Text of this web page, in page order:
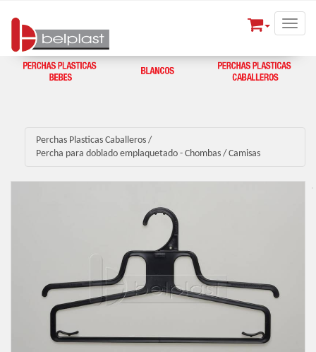
Perchas Plasticas Caballeros /
Percha para doblado emplaquetado - Chombas / Camisas